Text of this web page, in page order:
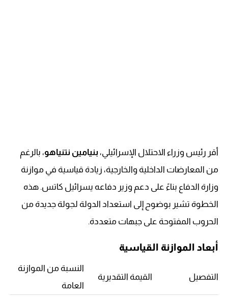
أقر رئيس وزراء الاحتلال الإسرائيلي، بنيامين نتنياهو، بالرغم
من المعارضات الداخلية والخارجية، زيادة قياسية في موازنة
وزارة الدفاع بناءً على دعم وزير دفاعه يسرائيل كاتس. هذه
الخطوة تشير بوضوح إلى استعداد الدولة لجولة جديدة من
الحروب المفتوحة على جبهات متعددة.
أبعاد الموازنة القياسية
التفصيل القيمة التقديرية
النسبة من الموازنة
العامة